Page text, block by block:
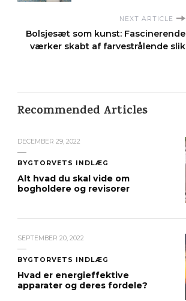
NEXT ARTICLE
Bolsjesæt som kunst: Fascinerende
værker skabt af farvestrålende slik
Recommended Articles
DECEMBER 29, 2022
BYGTORVETS INDLÆG
Alt hvad du skal vide om
bogholdere og revisorer
SEPTEMBER 20, 2022
BYGTORVETS INDLÆG
Hvad er energieffektive
apparater og deres fordele?